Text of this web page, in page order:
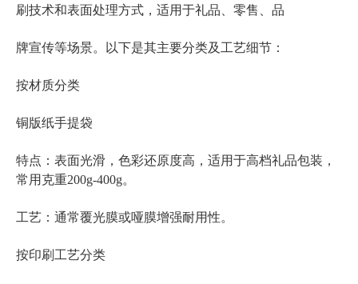
刷技术和表面处理方式，适用于礼品、零售、品
牌宣传等场景。以下是其主要分类及工艺细节：
按材质分类
铜版纸手提袋
特点：表面光滑，色彩还原度高，适用于高档礼品包装 ，
常用克重200g-400g。
工艺：通常覆光膜或哑膜增强耐用性。
按印刷工艺分类